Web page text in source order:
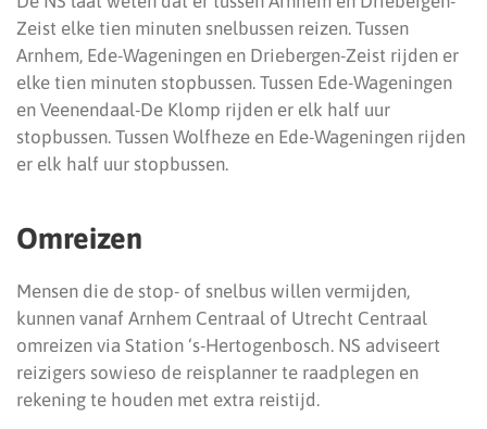
Zeist elke tien minuten snelbussen reizen. Tussen
Arnhem, Ede-Wageningen en Driebergen-Zeist rijden er
elke tien minuten stopbussen. Tussen Ede-Wageningen
en Veenendaal-De Klomp rijden er elk half uur
stopbussen. Tussen Wolfheze en Ede-Wageningen rijden
er elk half uur stopbussen.
Omreizen
Mensen die de stop- of snelbus willen vermijden,
kunnen vanaf Arnhem Centraal of Utrecht Centraal
omreizen via Station ‘s-Hertogenbosch. NS adviseert
reizigers sowieso de reisplanner te raadplegen en
rekening te houden met extra reistijd.